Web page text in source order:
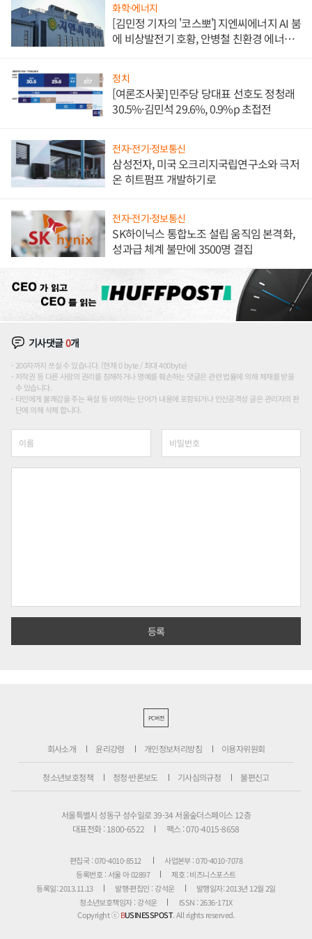
화학·에너지
[김민정 기자의 '코스뽀'] 지엔씨에너지 AI 붐
에 비상발전기 호황, 안병철 친환경 에너지
정치
[여론조사꽃] 민주당 당대표 선호도 정청래
30.5%·김민석 29.6%, 0.9%p 초접전
전자·전기·정보통신
삼성전자, 미국 오크리지국립연구소와 극저
온 히트펌프 개발하기로
전자·전기·정보통신
SK하이닉스 통합노조 설립 움직임 본격화,
성과급 체계 불만에 3500명 결집
기사댓글0개
200자까지 쓰실 수 있습니다. (현재 0 byte / 최대 400byte)
저작권 등 다른 사람의 권리를 침해하거나 명예를 훼손하는 댓글은 관련 법률에 의해 제재를 받을
수 있습니다.
타인에게 불쾌감을 주는 욕설 등 비하하는 단어가 내용에 포함되거나 인신공격성 글은 관리자의 판
단에 의해 삭제 합니다.
PC버전
회사소개 윤리강령 개인정보처리방침 이용자위원회
청소년보호정책 정정·반론보도 기사심의규정 불편신고
서울특별시 성동구 성수일로 39-34 서울숲더스페이스 12층
대표전화 : 1800-6522
팩스 : 070-4015-8658
편집국 : 070-4010-8512
사업본부 : 070-4010-7078
등록번호 : 서울 아 02897
제호 : 비즈니스포스트
등록일: 2013.11.13
발행·편집인 : 강석운
발행일자: 2013년 12월 2일
청소년보호책임자 : 강석운
ISSN : 2636-171X
Copyright ⓒBUSINESSPOST. All rights reserved.